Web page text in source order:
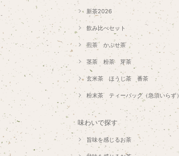
新茶2026
飲み比べセット
煎茶 かぶせ茶
茎茶 粉茶 芽茶
玄米茶 ほうじ茶 番茶
粉末茶 ティーバッグ（急須いらず）
味わいで探す
旨味を感じるお茶